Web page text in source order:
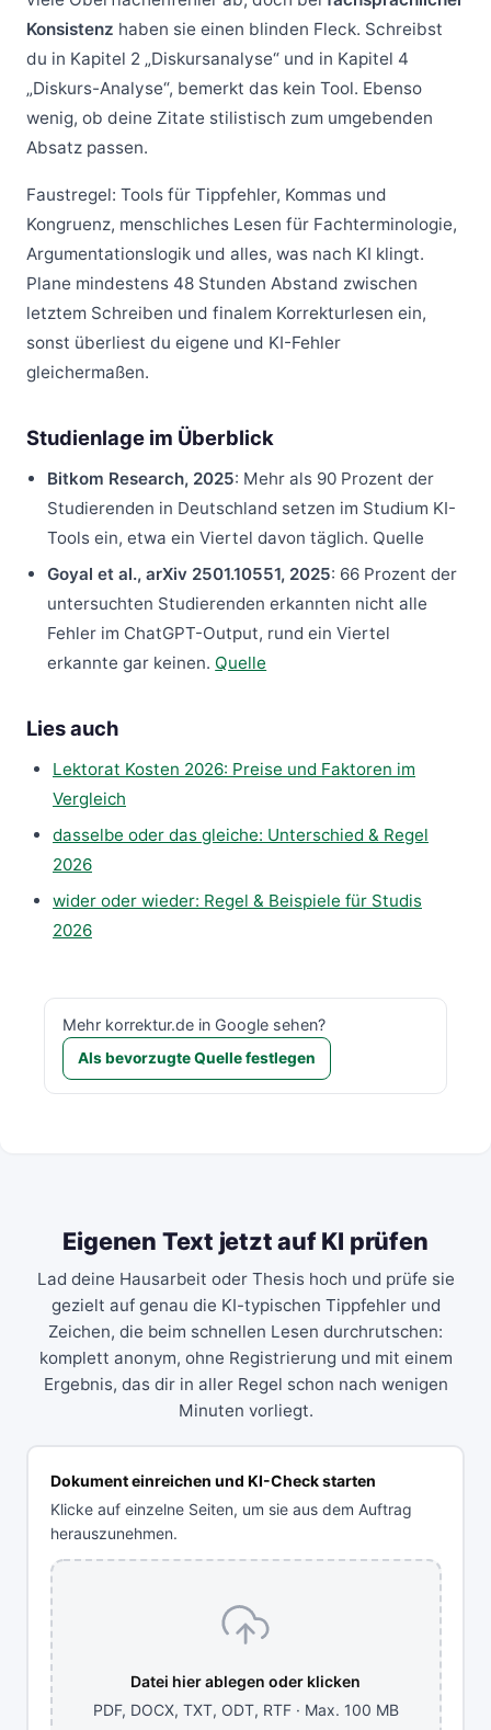
Konsistenz haben sie einen blinden Fleck. Schreibst
du in Kapitel 2 „Diskursanalyse“ und in Kapitel 4
„Diskurs-Analyse“, bemerkt das kein Tool. Ebenso
wenig, ob deine Zitate stilistisch zum umgebenden
Absatz passen.
Faustregel: Tools für Tippfehler, Kommas und
Kongruenz, menschliches Lesen für Fachterminologie,
Argumentationslogik und alles, was nach KI klingt.
Plane mindestens 48 Stunden Abstand zwischen
letztem Schreiben und finalem Korrekturlesen ein,
sonst überliest du eigene und KI-Fehler
gleichermaßen.
Studienlage im Überblick
Bitkom Research, 2025: Mehr als 90 Prozent der
Studierenden in Deutschland setzen im Studium KI-
Tools ein, etwa ein Viertel davon täglich. Quelle
Goyal et al., arXiv 2501.10551, 2025: 66 Prozent der
untersuchten Studierenden erkannten nicht alle
Fehler im ChatGPT-Output, rund ein Viertel
erkannte gar keinen. Quelle
Lies auch
Lektorat Kosten 2026: Preise und Faktoren im
Vergleich
dasselbe oder das gleiche: Unterschied & Regel
2026
wider oder wieder: Regel & Beispiele für Studis
2026
Mehr korrektur.de in Google sehen?
Als bevorzugte Quelle festlegen
Eigenen Text jetzt auf KI prüfen
Lad deine Hausarbeit oder Thesis hoch und prüfe sie
gezielt auf genau die KI-typischen Tippfehler und
Zeichen, die beim schnellen Lesen durchrutschen:
komplett anonym, ohne Registrierung und mit einem
Ergebnis, das dir in aller Regel schon nach wenigen
Minuten vorliegt.
Dokument einreichen und KI-Check starten
Klicke auf einzelne Seiten, um sie aus dem Auftrag
herauszunehmen.
Datei hier ablegen oder klicken
PDF, DOCX, TXT, ODT, RTF · Max. 100 MB